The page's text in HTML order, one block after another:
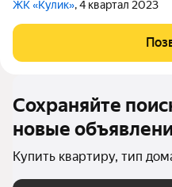
ЖК «Кулик», 4 квартал 2023
Сохраняйте
новые
Купить квартиру, тип